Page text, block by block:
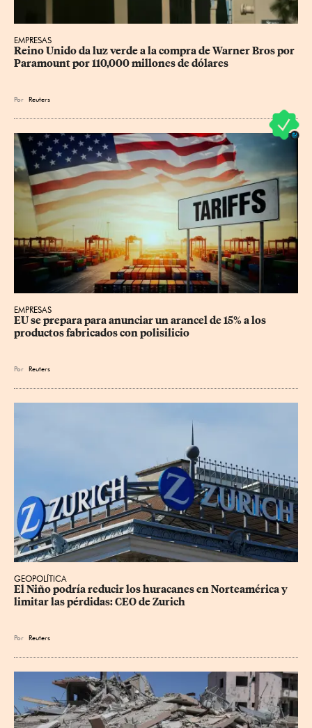
EMPRESAS
Reino Unido da luz verde a la compra de Warner Bros por
Paramount por 110,000 millones de dólares
Por Reuters
EMPRESAS
EU se prepara para anunciar un arancel de 15% a los
productos fabricados con polisilicio
Por Reuters
GEOPOLÍTICA
El Niño podría reducir los huracanes en Norteamérica y
limitar las pérdidas: CEO de Zurich
Por Reuters